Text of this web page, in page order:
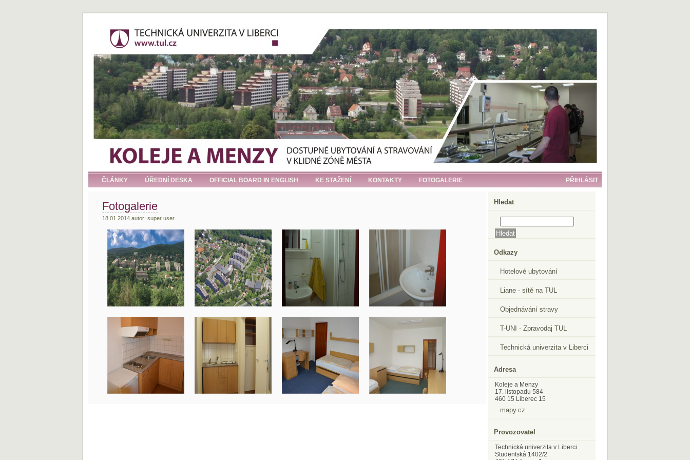
ČLÁNKY ÚŘEDNÍ DESKA OFFICIAL BOARD IN ENGLISH KE STAŽENÍ KONTAKTY FOTOGALERIE PŘIHLÁSIT
Fotogalerie
18.01.2014 autor: super user
Hledat
Odkazy
Hotelové ubytování
Liane - sítě na TUL
Objednávání stravy
T-UNI - Zpravodaj TUL
Technická univerzita v Liberci
Adresa
Koleje a Menzy
17. listopadu 584
460 15 Liberec 15
mapy.cz
Provozovatel
Technická univerzita v Liberci
Studentská 1402/2